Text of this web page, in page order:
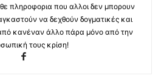
πληροφορια που αλλοι δεν μπορουν
να δεχθούν δογματικές και
κανέναν άλλο πάρα μόνο από την
τους κρίση!